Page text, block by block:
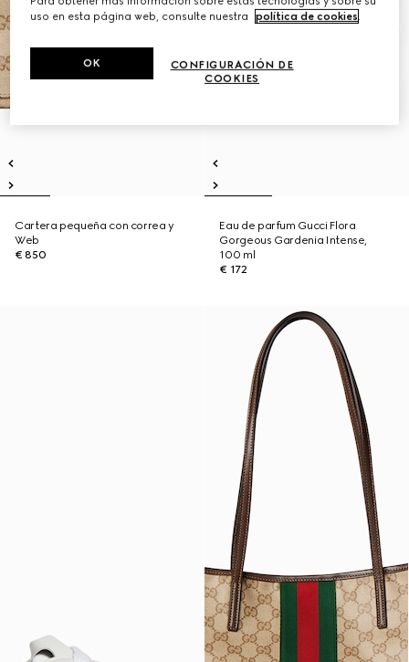
Cartera pequeña con correa y
Web
€ 850
Eau de parfum Gucci Flora
Gorgeous Gardenia Intense,
100 ml
€ 172
uso en esta página web, consulte nuestra
política de cookies.
CONFIGURACIÓN DE
COOKIES
OK